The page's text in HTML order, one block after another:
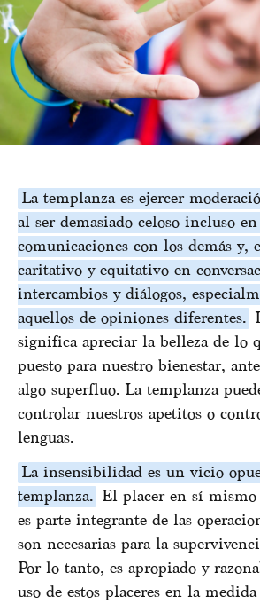
La templanza es ejercer
al ser demasiado celoso incluso
comunicaciones con los demás y,
caritativo y equitativo en
intercambios y diálogos,
aquellos de opiniones diferentes.
significa apreciar la belleza de lo
puesto para nuestro bienestar,
algo superfluo. La templanza
controlar nuestros apetitos o
lenguas.
La insensibilidad es un vicio
templanza. El placer en sí mismo
es parte integrante de las
son necesarias para la
Por lo tanto, es apropiado y
uso de estos placeres en la